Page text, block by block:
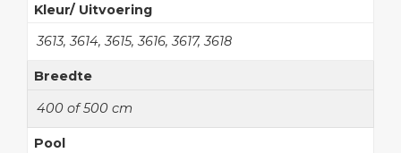
Kleur/ Uitvoering
3613, 3614, 3615, 3616, 3617, 3618
Breedte
400 of 500 cm
Pool